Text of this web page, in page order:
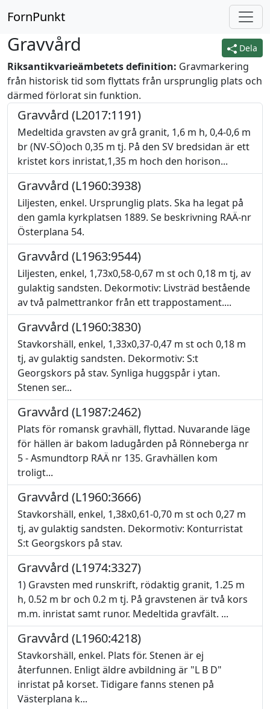
FornPunkt
Dela
Gravvård
Riksantikvarieämbetets definition: Gravmarkering
från historisk tid som flyttats från ursprunglig plats och
därmed förlorat sin funktion.
Gravvård (L2017:1191)
Medeltida gravsten av grå granit, 1,6 m h, 0,4-0,6 m
br (NV-SÖ)och 0,35 m tj. På den SV bredsidan är ett
kristet kors inristat,1,35 m hoch den horison...
Gravvård (L1960:3938)
Liljesten, enkel. Ursprunglig plats. Ska ha legat på
den gamla kyrkplatsen 1889. Se beskrivning RAÄ-nr
Österplana 54.
Gravvård (L1963:9544)
Liljesten, enkel, 1,73x0,58-0,67 m st och 0,18 m tj, av
gulaktig sandsten. Dekormotiv: Livsträd bestående
av två palmettrankor från ett trappostament....
Gravvård (L1960:3830)
Stavkorshäll, enkel, 1,33x0,37-0,47 m st och 0,18 m
tj, av gulaktig sandsten. Dekormotiv: S:t
Georgskors på stav. Synliga huggspår i ytan.
Stenen ser...
Gravvård (L1987:2462)
Plats för romansk gravhäll, flyttad. Nuvarande läge
för hällen är bakom ladugården på Rönneberga nr
5 - Asmundtorp RAÄ nr 135. Gravhällen kom
troligt...
Gravvård (L1960:3666)
Stavkorshäll, enkel, 1,38x0,61-0,70 m st och 0,27 m
tj, av gulaktig sandsten. Dekormotiv: Konturristat
S:t Georgskors på stav.
Gravvård (L1974:3327)
1) Gravsten med runskrift, rödaktig granit, 1.25 m
h, 0.52 m br och 0.2 m tj. På gravstenen är två kors
m.m. inristat samt runor. Medeltida gravfält. ...
Gravvård (L1960:4218)
Stavkorshäll, enkel. Plats för. Stenen är ej
återfunnen. Enligt äldre avbildning är "L B D"
inristat på korset. Tidigare fanns stenen på
Västerplana k...